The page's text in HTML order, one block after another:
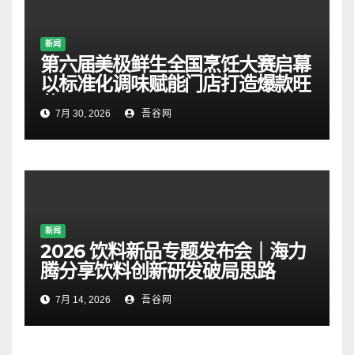
新闻
第六届美极鲜生全国烹饪大赛启幕
以标准化调味赋能门店打造爆款旺
菜7月 30, 2026 吾谷网
新闻
2026 饮料新品专题发布会｜海力
腾分享饮料创新研发破局思路
7月 14, 2026 吾谷网